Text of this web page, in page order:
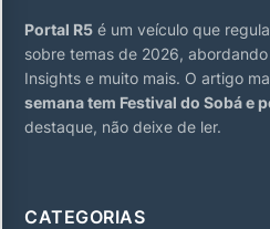
Portal R5 é um veículo que
sobre temas de 2026,
Insights e muito mais. O artigo
semana tem Festival do Sobá e
destaque, não deixe de ler.
CATEGORIAS